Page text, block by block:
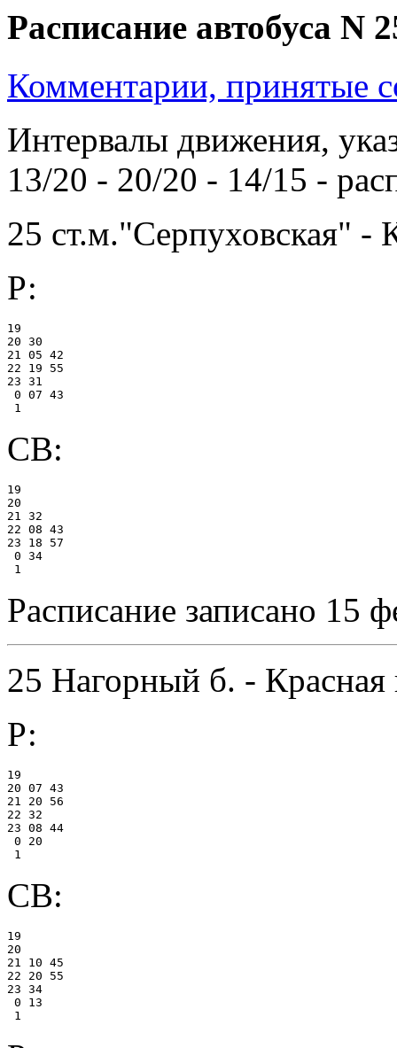
Расписание автобуса N
Комментарии, принятые
Интервалы движения,
13/20 - 20/20 - 14/15 -
25 ст.м."Серпуховская" -
Р:
19
20 30
21 05 42
22 19 55
23 31
0 07 43
СВ:
19
20
21 32
22 08 43
23 18 57
0 34
Расписание записано 15
25 Нагорный б. - Красная
Р:
19
20 07 43
21 20 56
22 32
23 08 44
0 20
СВ:
19
20
21 10 45
22 20 55
23 34
0 13